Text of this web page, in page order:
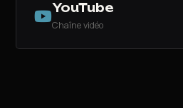
YouTube
Chaîne vidéo